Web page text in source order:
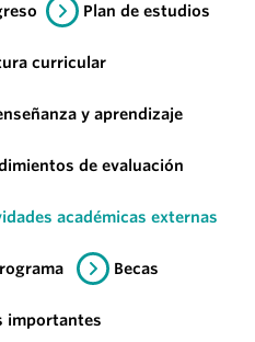
Plan de estudios
curricular
y aprendizaje
de evaluación
académicas externas
Becas
importantes